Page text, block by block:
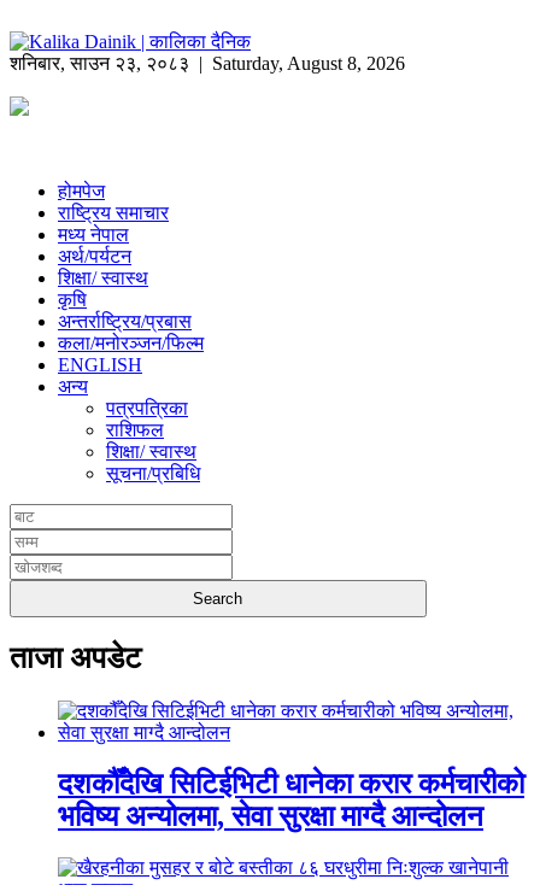
शनिबार,साउन २३, २०८३ | Saturday, August 8, 2026
होमपेज
राष्ट्रिय समाचार
मध्य नेपाल
अर्थ/पर्यटन
शिक्षा/ स्वास्थ
कृषि
अन्तर्राष्ट्रिय/प्रबास
कला/मनोरञ्जन/फिल्म
ENGLISH
अन्य
पत्रपत्रिका
राशिफल
शिक्षा/ स्वास्थ
सूचना/प्रबिधि
ताजा अपडेट
दशकौँदेखि सिटिईभिटी धानेका करार कर्मचारीको
भविष्य अन्योलमा, सेवा सुरक्षा माग्दै आन्दोलन